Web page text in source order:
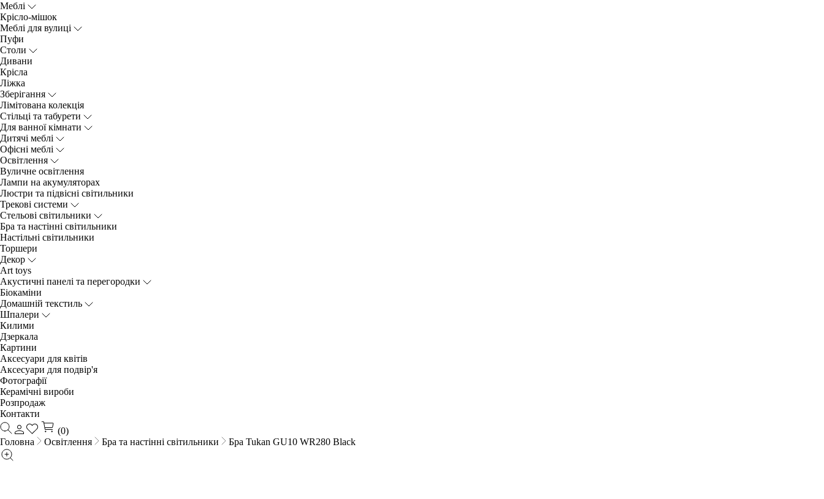
Меблі
Крісло-мішок
Меблі для вулиці
Пуфи
Столи
Дивани
Крісла
Ліжка
Зберігання
Лімітована колекція
Стільці та табурети
Для ванної кімнати
Дитячі меблі
Офісні меблі
Освітлення
Вуличне освітлення
Лампи на акумуляторах
Люстри та підвісні світильники
Трекові системи
Cтельові світильники
Бра та настінні світильники
Настільні світильники
Торшери
Декор
Art toys
Акустичні панелі та перегородки
Біокаміни
Домашній текстиль
Шпалери
Килими
Дзеркала
Картини
Аксесуари для квітів
Аксесуари для подвір'я
Фотографії
Керамічні вироби
Розпродаж
Контакти
(0)
Головна
Освітлення Бра та настінні світильники Бра Tukan GU10 WR280 Black